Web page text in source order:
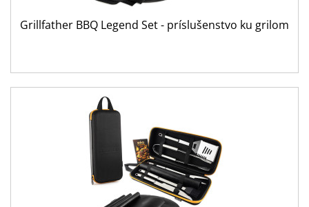
Grillfather BBQ Legend Set - príslušenstvo ku grilom